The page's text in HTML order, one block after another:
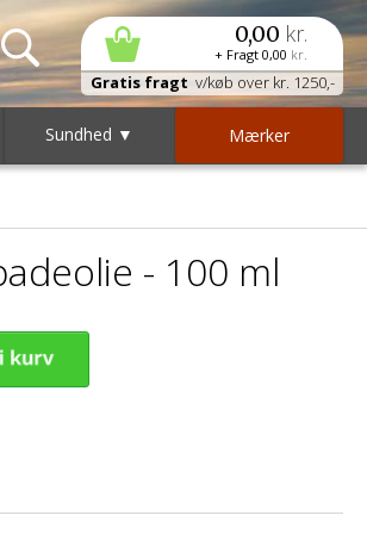
0,00 kr.
+ Fragt 0,00 kr.
Gratis fragt v/køb over kr. 1250,-
Sundhed ▼ Mærker
- 100 ml